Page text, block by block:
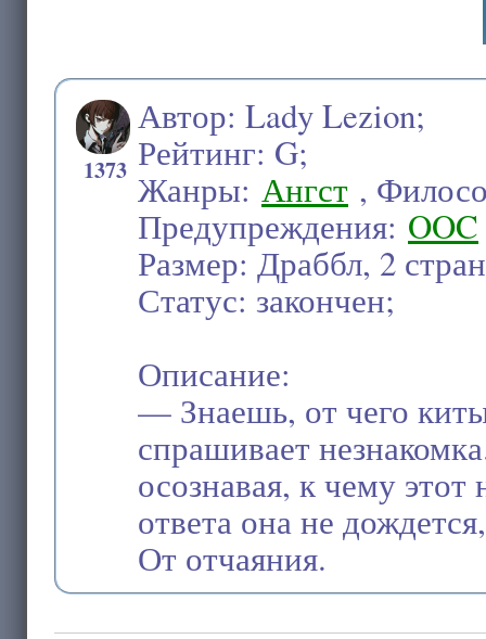
1373
Автор: Lady Lezion;
Рейтинг: G;
Жанры: Ангст ,
Предупреждения: OOC
Размер: Драббл, 2
Статус: закончен;
Описание:
— Знаешь, от чего
спрашивает
осознавая, к чему
ответа она не
От отчаяния.